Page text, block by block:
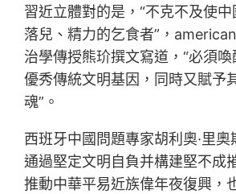
習近立體對的是，“不克不及使
落兒、精力的乞食者”，
治學傳授熊玠撰文寫道，“必須
優秀傳統文明基因，同時又賦予
魂”。
西班牙中國問題專家胡利奧·里
通過堅定文明自負并構建堅不成
推動中華平易近族偉年夜復興，